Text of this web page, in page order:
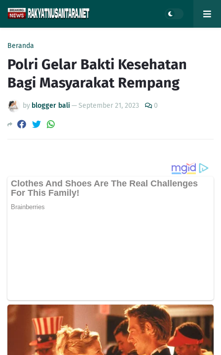
Beranda
Polri Gelar Bakti Kesehatan
Bagi Masyarakat Rempang
by blogger bali —September 21, 2023 0